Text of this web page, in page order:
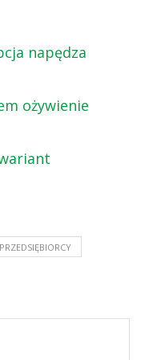
napędza
ożywienie